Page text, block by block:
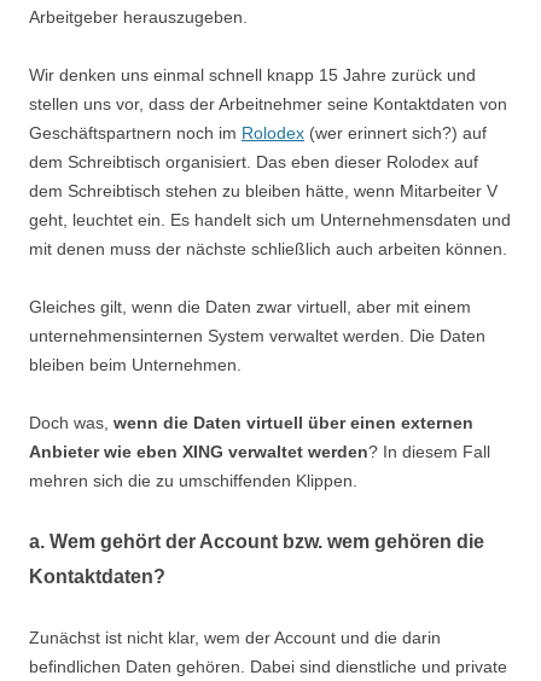
Arbeitgeber herauszugeben.
Wir denken uns einmal schnell knapp 15 Jahre zurück und
stellen uns vor, dass der Arbeitnehmer seine Kontaktdaten von
Geschäftspartnern noch im Rolodex (wer erinnert sich?) auf
dem Schreibtisch organisiert. Das eben dieser Rolodex auf
dem Schreibtisch stehen zu bleiben hätte, wenn Mitarbeiter V
geht, leuchtet ein. Es handelt sich um Unternehmensdaten und
mit denen muss der nächste schließlich auch arbeiten können.
Gleiches gilt, wenn die Daten zwar virtuell, aber mit einem
unternehmensinternen System verwaltet werden. Die Daten
bleiben beim Unternehmen.
Doch was, wenn die Daten virtuell über einen externen
Anbieter wie eben XING verwaltet werden? In diesem Fall
mehren sich die zu umschiffenden Klippen.
a. Wem gehört der Account bzw. wem gehören die
Kontaktdaten?
Zunächst ist nicht klar, wem der Account und die darin
befindlichen Daten gehören. Dabei sind dienstliche und private